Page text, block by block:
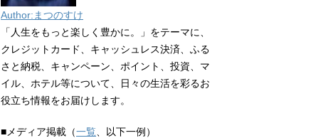
Author:まつのすけ
「人生をもっと楽しく豊かに。」をテーマに、
クレジットカード、キャッシュレス決済、ふる
さと納税、キャンペーン、ポイント、投資、マ
イル、ホテル等について、日々の生活を彩るお
役立ち情報をお届けします。
■メディア掲載（一覧 、以下一例）